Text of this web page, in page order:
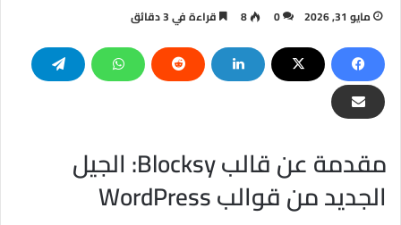
مايو 31, 2026 0
8 قراءة في 3 دقائق
مقدمة عن قالب Blocksy: الجيل
الجديد من قوالب WordPress